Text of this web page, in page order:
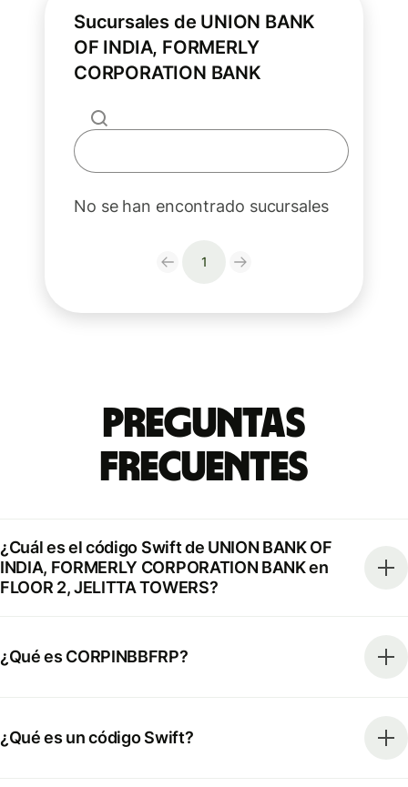
Sucursales de UNION BANK
OF INDIA, FORMERLY
CORPORATION BANK
No se han encontrado sucursales
1
Preguntas
Frecuentes
¿Cuál es el código Swift de UNION BANK OF
INDIA, FORMERLY CORPORATION BANK en
FLOOR 2, JELITTA TOWERS?
¿Qué es CORPINBBFRP?
¿Qué es un código Swift?